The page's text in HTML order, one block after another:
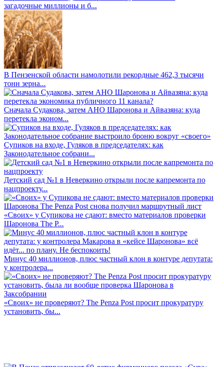
загадочные миллионы и б...
В Пензенской области намолотили рекордные 462,3 тысячи
тонн зерна...
Сначала Судакова, затем АНО Шаронова и Айвазяна: куда
перетекла эконом...
Супиков на входе, Гуляков в председателях: как
Законодательное собрани...
Детский сад №1 в Неверкино открыли после капремонта по
нацпроекту...
«Своих» у Супикова не сдают: вместо материалов проверки
Шаронова The P...
Минус 40 миллионов, плюс частный клон в контуре депутата:
у контролера...
«Своих» не проверяют? The Penza Post просит прокуратуру
установить, бы...